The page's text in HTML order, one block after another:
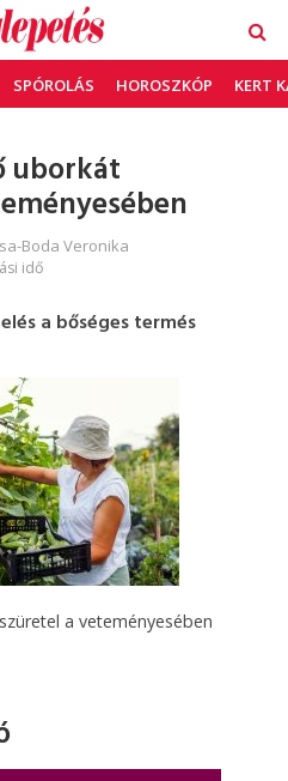
SPÓROLÁS HOROSZKÓP KERT
uborkát
Boda Veronika
idő
a bőséges termés
a veteményesében